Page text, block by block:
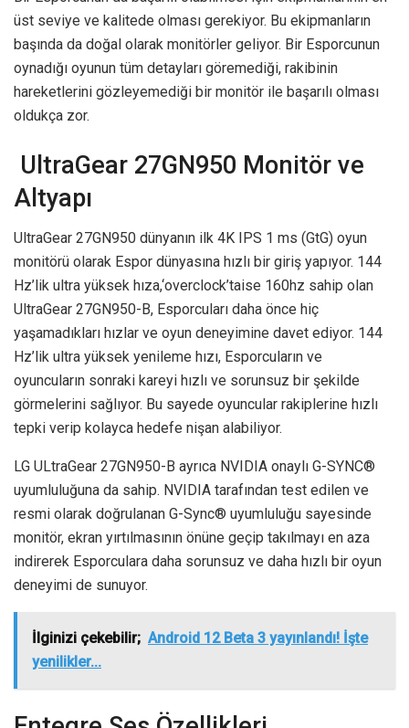
üst seviye ve kalitede olması gerekiyor. Bu ekipmanların
başında da doğal olarak monitörler geliyor. Bir Esporcunun
oynadığı oyunun tüm detayları göremediği, rakibinin
hareketlerini gözleyemediği bir monitör ile başarılı olması
oldukça zor.
UltraGear 27GN950 Monitör ve
Altyapı
UltraGear 27GN950 dünyanın ilk 4K IPS 1 ms (GtG) oyun
monitörü olarak Espor dünyasına hızlı bir giriş yapıyor. 144
Hz’lik ultra yüksek hıza,‘overclock’taise 160hz sahip olan
UltraGear 27GN950-B, Esporcuları daha önce hiç
yaşamadıkları hızlar ve oyun deneyimine davet ediyor. 144
Hz’lik ultra yüksek yenileme hızı, Esporcuların ve
oyuncuların sonraki kareyi hızlı ve sorunsuz bir şekilde
görmelerini sağlıyor. Bu sayede oyuncular rakiplerine hızlı
tepki verip kolayca hedefe nişan alabiliyor.
LG ULtraGear 27GN950-B ayrıca NVIDIA onaylı G-SYNC®
uyumluluğuna da sahip. NVIDIA tarafından test edilen ve
resmi olarak doğrulanan G-Sync® uyumluluğu sayesinde
monitör, ekran yırtılmasının önüne geçip takılmayı en aza
indirerek Esporculara daha sorunsuz ve daha hızlı bir oyun
deneyimi de sunuyor.
İlginizi çekebilir; Android 12 Beta 3 yayınlandı! İşte
yenilikler...